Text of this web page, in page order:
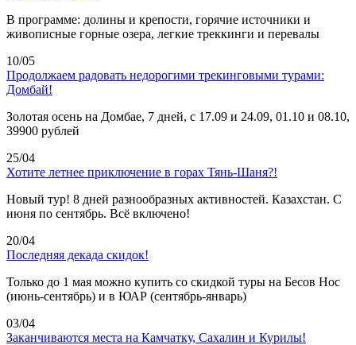
В программе: долины и крепости, горячие источники и
живописные горные озера, легкие треккинги и перевалы
10/05
Продолжаем радовать недорогими трекинговыми турами:
Домбай!
Золотая осень на Домбае, 7 дней, с 17.09 и 24.09, 01.10 и 08.10,
39900 рублей
25/04
Хотите летнее приключение в горах Тянь-Шаня?!
Новый тур! 8 дней разнообразных активностей. Казахстан. С
июня по сентябрь. Всё включено!
20/04
Последняя декада скидок!
Только до 1 мая можно купить со скидкой туры на Бесов Нос
(июнь-сентябрь) и в ЮАР (сентябрь-январь)
03/04
Заканчиваются места на Камчатку, Сахалин и Курилы!